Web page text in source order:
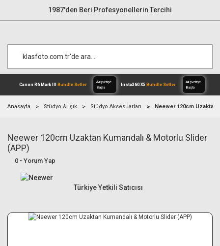
1987'den Beri Profesyonellerin Tercihi
Canon R6 Mark IIIBundle Setler
Alışverişe
Anasayfa Stüdyo & Işık Stüdyo Aksesuarları Neewer 120cm Uzaktan
Neewer 120cm Uzaktan Kumandalı & Motorlu Slider
(APP)
0 - Yorum Yap
Türkiye Yetkili Satıcısı